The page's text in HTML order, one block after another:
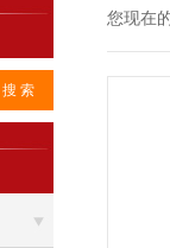
您现在